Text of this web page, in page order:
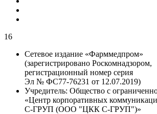
16
Сетевое издание «Фарммедпром»
(зарегистрировано Роскомнадзором,
регистрационный номер серия
Эл № ФС77-76231 от 12.07.2019)
Учредитель: Общество с
«Центр корпоративных
С-ГРУП (ООО "ЦКК С-ГРУП")»